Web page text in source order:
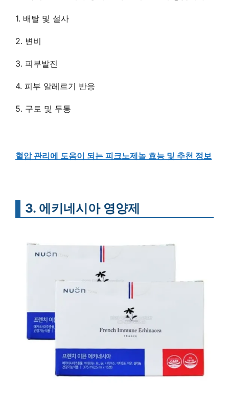
1. 배탈 및 설사
2. 변비
3. 피부발진
4. 피부 알레르기 반응
5. 구토 및 두통
혈압 관리에 도움이 되는 피크노제놀 효능 및 추천 정보
3. 에키네시아 영양제